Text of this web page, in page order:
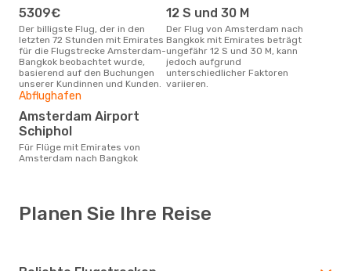
5309€
Der billigste Flug, der in den
letzten 72 Stunden mit Emirates
für die Flugstrecke Amsterdam-
Bangkok beobachtet wurde,
basierend auf den Buchungen
unserer Kundinnen und Kunden.
12 S und 30 M
Der Flug von Amsterdam nach
Bangkok mit Emirates beträgt
ungefähr 12 S und 30 M, kann
jedoch aufgrund
unterschiedlicher Faktoren
variieren.
Abflughafen
Amsterdam Airport
Schiphol
Für Flüge mit Emirates von
Amsterdam nach Bangkok
Planen Sie Ihre Reise